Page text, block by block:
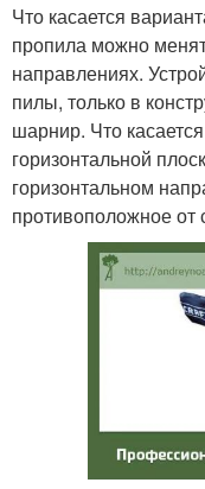
Что касается
пропила можно
направлениях.
пилы, только в
шарнир. Что
горизонтальной
горизонтальном
противоположное от